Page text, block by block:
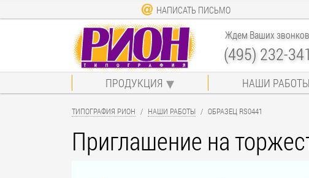
НАПИСАТЬ ПИСЬМО
Ждем Ваших
(495) 232-
ПРОДУКЦИЯ НАШИ РАБОТЫ
ТИПОГРАФИЯ РИОН НАШИ РАБОТЫ ОБРАЗЕЦ RS0441
Приглашение на